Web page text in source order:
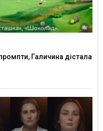
Галичина дістала